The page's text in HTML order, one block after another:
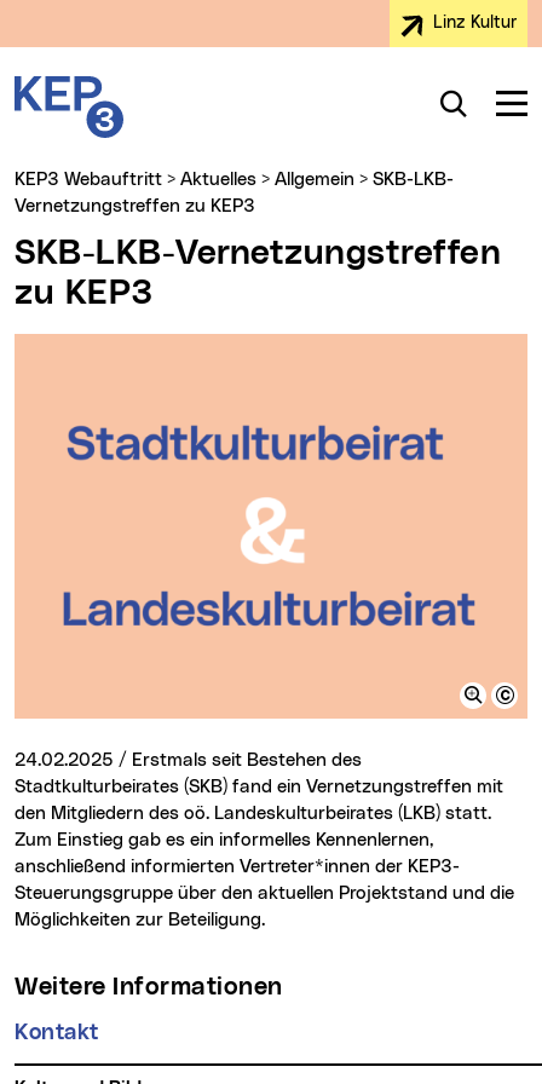
Linz Kultur
Kulturentwicklungsplan 3
Startseite
Suche
Hauptmenü
KEP3 Webauftritt > Aktuelles > Allgemein > SKB-LKB-
Vernetzungstreffen zu KEP3
SKB-LKB-Vernetzungstreffen
zu KEP3
24.02.2025 / Erstmals seit Bestehen des
Stadtkulturbeirates (SKB) fand ein Vernetzungstreffen mit
den Mitgliedern des oö. Landeskulturbeirates (LKB) statt.
Zum Einstieg gab es ein informelles Kennenlernen,
anschließend informierten Vertreter*innen der KEP3-
Steuerungsgruppe über den aktuellen Projektstand und die
Möglichkeiten zur Beteiligung.
Weitere Informationen
Kontakt